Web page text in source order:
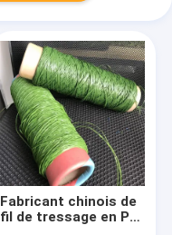
Fabricant chinois de
fil de tressage en PE